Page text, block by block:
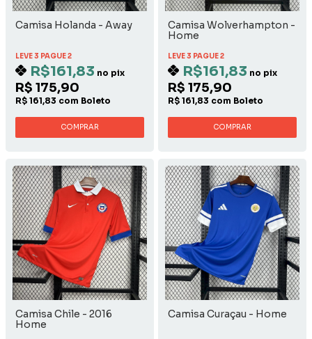
Camisa Holanda - Away
LEVE 3 PAGUE 2
R$161,83 no pix
R$ 175,90
R$ 161,83 com Boleto
COMPRAR
Camisa Wolverhampton -
Home
LEVE 3 PAGUE 2
R$161,83 no pix
R$ 175,90
R$ 161,83 com Boleto
COMPRAR
Camisa Chile - 2016
Home
Camisa Curaçau - Home